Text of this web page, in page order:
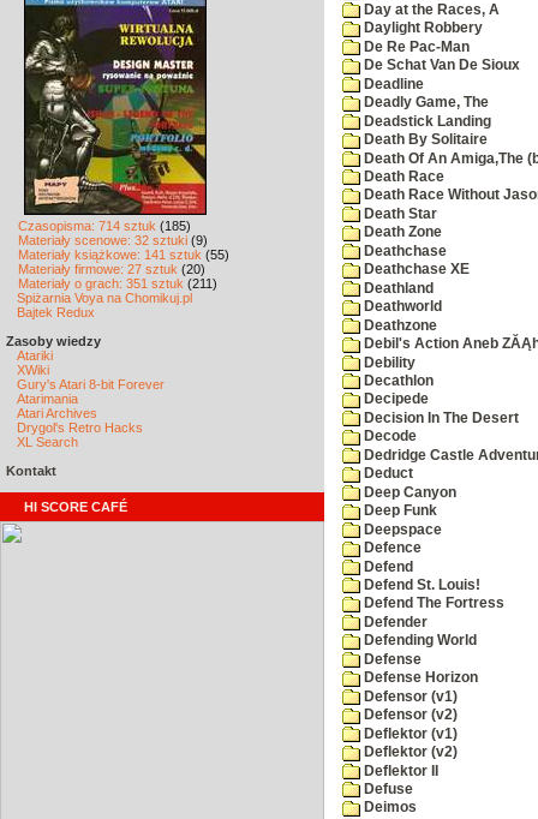
Czasopisma: 714 sztuk (185)
Materiały scenowe: 32 sztuki (9)
Materiały książkowe: 141 sztuk (55)
Materiały firmowe: 27 sztuk (20)
Materiały o grach: 351 sztuk (211)
Spiżarnia Voya na Chomikuj.pl
Bajtek Redux
Zasoby wiedzy
Atariki
XWiki
Gury's Atari 8-bit Forever
Atarimania
Atari Archives
Drygol's Retro Hacks
XL Search
Kontakt
HI SCORE CAFÉ
Day at the Races, A
Daylight Robbery
De Re Pac-Man
De Schat Van De Sioux
Deadline
Deadly Game, The
Deadstick Landing
Death By Solitaire
Death Of An Amiga,The
Death Race
Death Race Without
Death Star
Death Zone
Deathchase
Deathchase XE
Deathland
Deathworld
Deathzone
Debil's Action Aneb
Debility
Decathlon
Decipede
Decision In The Desert
Decode
Dedridge Castle
Deduct
Deep Canyon
Deep Funk
Deepspace
Defence
Defend
Defend St. Louis!
Defend The Fortress
Defender
Defending World
Defense
Defense Horizon
Defensor (v1)
Defensor (v2)
Deflektor (v1)
Deflektor (v2)
Deflektor II
Defuse
Deimos